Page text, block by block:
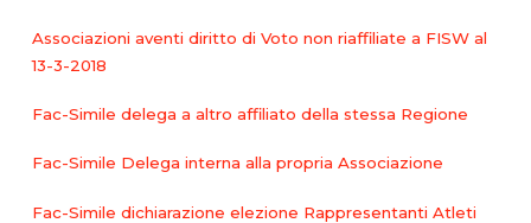
Associazioni aventi diritto di Voto non riaffiliate a FISW al
13-3-2018
Fac-Simile delega a altro affiliato della stessa Regione
Fac-Simile Delega interna alla propria Associazione
Fac-Simile dichiarazione elezione Rappresentanti Atleti